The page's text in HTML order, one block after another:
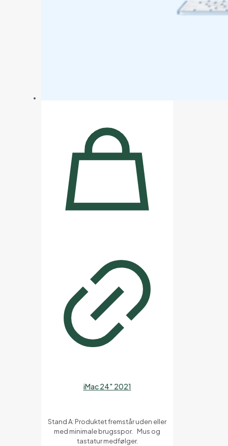
iMac 24″ 2021
Stand A: Produktet fremstår uden eller
med minimale brugsspor. Mus og
tastatur medfølger.